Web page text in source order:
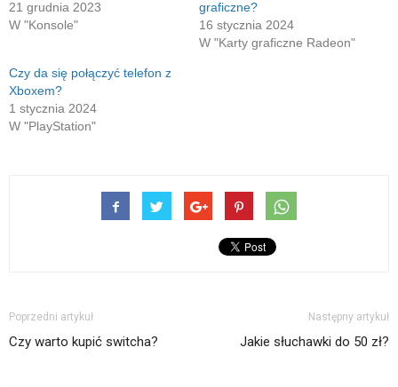
21 grudnia 2023
W "Konsole"
graficzne?
16 stycznia 2024
W "Karty graficzne Radeon"
Czy da się połączyć telefon z
Xboxem?
1 stycznia 2024
W "PlayStation"
Poprzedni artykuł
Czy warto kupić switcha?
Następny artykuł
Jakie słuchawki do 50 zł?